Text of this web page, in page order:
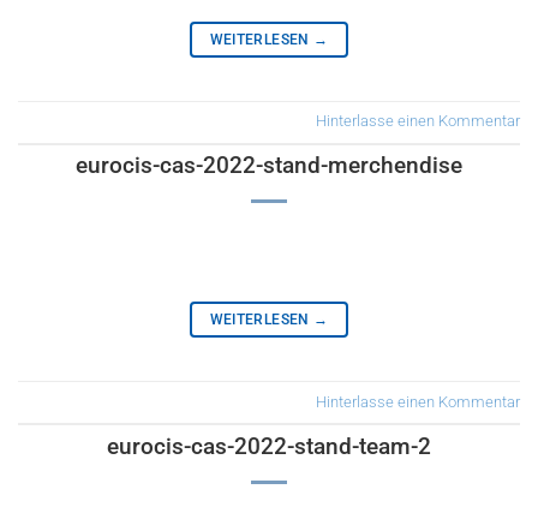
WEITERLESEN →
Hinterlasse einen Kommentar
eurocis-cas-2022-stand-merchendise
WEITERLESEN →
Hinterlasse einen Kommentar
eurocis-cas-2022-stand-team-2